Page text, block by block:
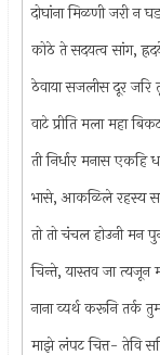
दोघांना मिळणी जरी न
कोठे ते सदयत्व सांग,
ठेवाया सजलीस दूर जरि
वाटे प्रीति मला महा
ती निर्धार मनास
भासे, आकळिले रहस्य
तो तो चंचल होउनी मन
चिन्ते, यास्तव जा त्यजून
नाना व्यर्थ करूनि तर्क
माझे लंपट चित्त- तेवि